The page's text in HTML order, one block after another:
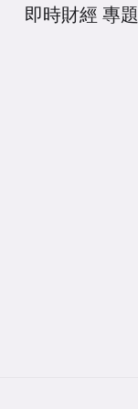
即時財經 專題